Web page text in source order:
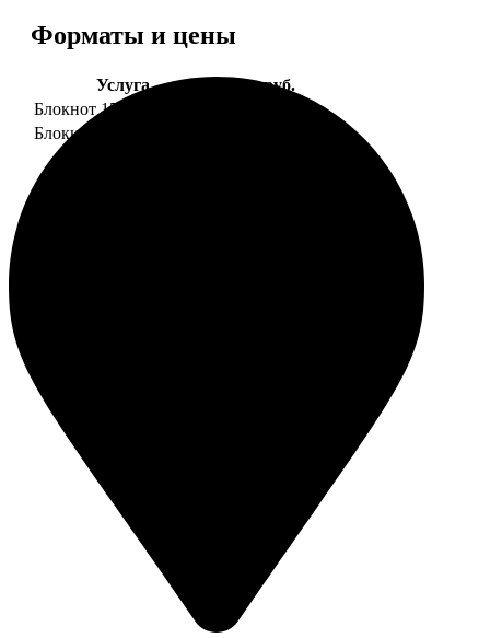
Форматы и цены
Услуга
Цена, руб.
Блокнот 15х20 клетка
Блокнот 15х20 линейка